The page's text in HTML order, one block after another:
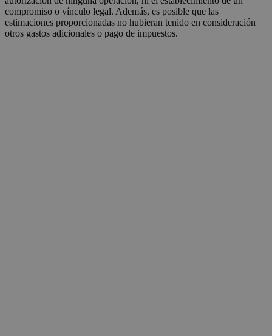
compromiso o vínculo legal. Además, es posible que las
estimaciones proporcionadas no hubieran tenido en consideración
otros gastos adicionales o pago de impuestos.